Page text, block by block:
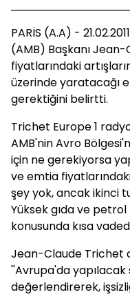
PARİS (A.A) -
(AMB) Başkanı
fiyatlarındaki
üzerinde yaratacağı
gerektiğini belirtti.
Trichet Europe 1
AMB'nin Avro
için ne gerekiyorsa
ve emtia
şey yok, ancak ikinci
Yüksek gıda ve
konusunda kısa
Jean-Claude Trichet
''Avrupa'da
değerlendirerek,